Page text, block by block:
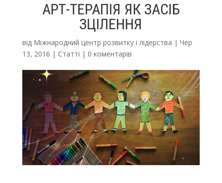
АРТ-ТЕРАПІЯ ЯК ЗАСІБ
ЗЦІЛЕННЯ
від Міжнародний центр розвитку і лідерства | Чер
13, 2016 | Статті | 0 коментарів